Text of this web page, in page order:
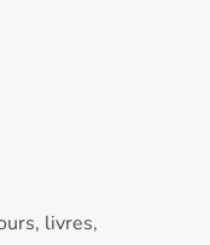
livres,